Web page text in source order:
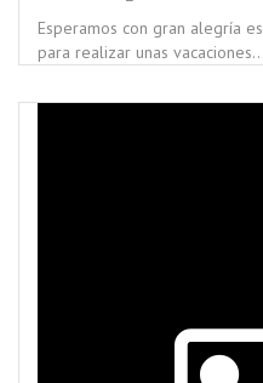
Esperamos con gran alegría
para realizar unas vacaciones...